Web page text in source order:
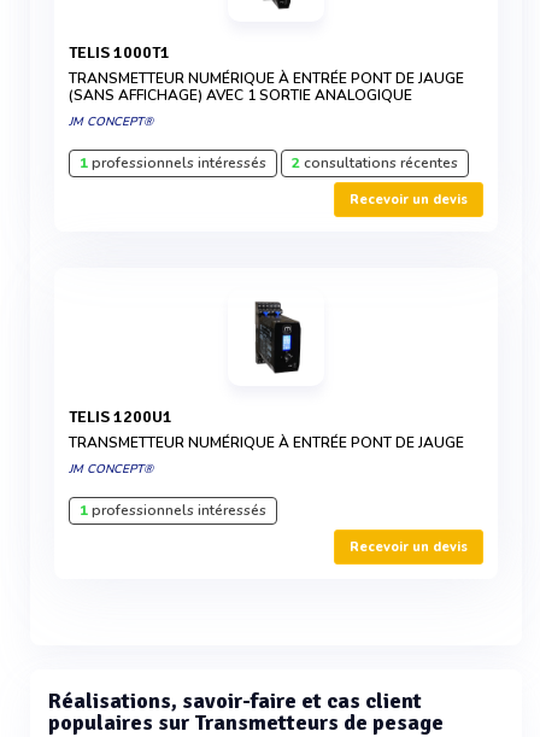
TELIS 1000T1
TRANSMETTEUR NUMÉRIQUE À ENTRÉE PONT DE JAUGE
(SANS AFFICHAGE) AVEC 1 SORTIE ANALOGIQUE
JM CONCEPT®
1professionnels intéressés 2consultations récentes
Recevoir un devis
TELIS 1200U1
TRANSMETTEUR NUMÉRIQUE À ENTRÉE PONT DE JAUGE
JM CONCEPT®
1professionnels intéressés
Recevoir un devis
Réalisations, savoir-faire et cas client
populaires sur Transmetteurs de pesage